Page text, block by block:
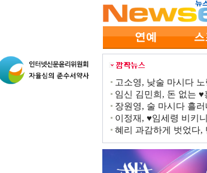
고소영, 낮술 마시다
임신 김민희, 돈 없는
장원영, 술 마시다 흘
이정재, ♥임세령 비키
혜리 과감하게 벗었다,